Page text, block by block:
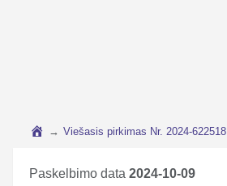
→ Viešasis pirkimas Nr. 2024-622518
Paskelbimo data 2024-10-09